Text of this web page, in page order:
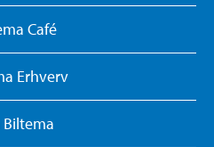
Café
Erhverv
Biltema